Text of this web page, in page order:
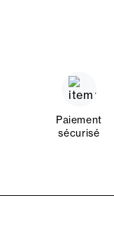
Paiement
sécurisé